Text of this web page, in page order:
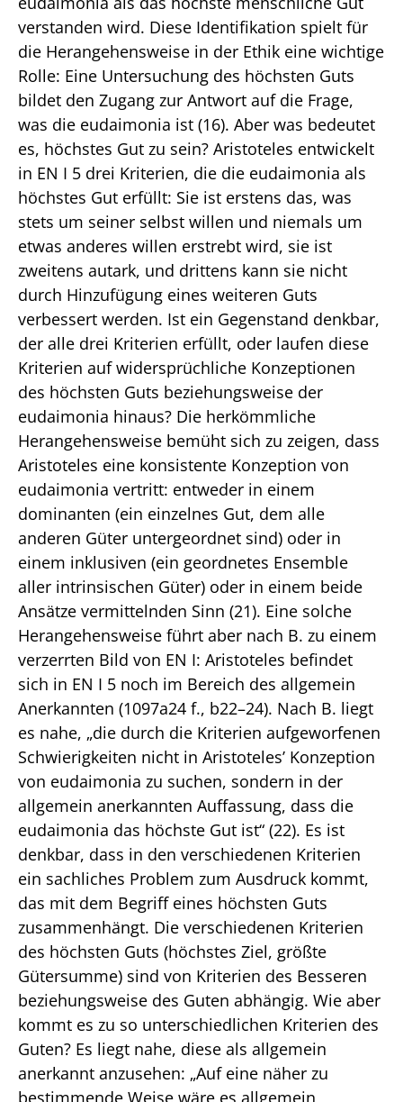
verstanden wird. Diese Identifikation spielt für
die Herangehensweise in der Ethik eine wichtige
Rolle: Eine Untersuchung des höchsten Guts
bildet den Zugang zur Antwort auf die Frage,
was die eudaimonia ist (16). Aber was bedeutet
es, höchstes Gut zu sein? Aristoteles entwickelt
in EN I 5 drei Kriterien, die die eudaimonia als
höchstes Gut erfüllt: Sie ist erstens das, was
stets um seiner selbst willen und niemals um
etwas anderes willen erstrebt wird, sie ist
zweitens autark, und drittens kann sie nicht
durch Hinzufügung eines weiteren Guts
verbessert werden. Ist ein Gegenstand denkbar,
der alle drei Kriterien erfüllt, oder laufen diese
Kriterien auf widersprüchliche Konzeptionen
des höchsten Guts beziehungsweise der
eudaimonia hinaus? Die herkömmliche
Herangehensweise bemüht sich zu zeigen, dass
Aristoteles eine konsistente Konzeption von
eudaimonia vertritt: entweder in einem
dominanten (ein einzelnes Gut, dem alle
anderen Güter untergeordnet sind) oder in
einem inklusiven (ein geordnetes Ensemble
aller intrinsischen Güter) oder in einem beide
Ansätze vermittelnden Sinn (21). Eine solche
Herangehensweise führt aber nach B. zu einem
verzerrten Bild von EN I: Aristoteles befindet
sich in EN I 5 noch im Bereich des allgemein
Anerkannten (1097a24 f., b22–24). Nach B. liegt
es nahe, „die durch die Kriterien aufgeworfenen
Schwierigkeiten nicht in Aristoteles’ Konzeption
von eudaimonia zu suchen, sondern in der
allgemein anerkannten Auffassung, dass die
eudaimonia das höchste Gut ist“ (22). Es ist
denkbar, dass in den verschiedenen Kriterien
ein sachliches Problem zum Ausdruck kommt,
das mit dem Begriff eines höchsten Guts
zusammenhängt. Die verschiedenen Kriterien
des höchsten Guts (höchstes Ziel, größte
Gütersumme) sind von Kriterien des Besseren
beziehungsweise des Guten abhängig. Wie aber
kommt es zu so unterschiedlichen Kriterien des
Guten? Es liegt nahe, diese als allgemein
anerkannt anzusehen: „Auf eine näher zu
bestimmende Weise wäre es allgemein